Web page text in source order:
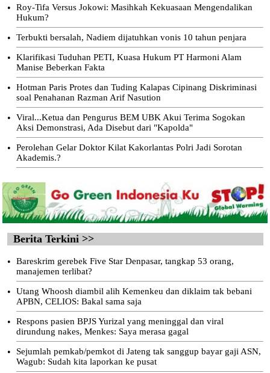
•
Roy-Tifa Versus Jokowi: Masihkah Kekuasaan Mengendalikan
Hukum?
• Terbukti bersalah, Nadiem dijatuhkan vonis 10 tahun penjara
•
Klarifikasi Tuduhan PETI, Kuasa Hukum PT Harmoni Alam
Manise Beberkan Fakta
•
Hotman Paris Protes dan Tuding Kalapas Cipinang Diskriminasi
soal Penahanan Razman Arif Nasution
•
Viral...Ketua dan Pengurus BEM UBK Akui Terima Sogokan
Aksi Demonstrasi, Ada Disebut dari "Kapolda"
•
Perolehan Gelar Doktor Kilat Kakorlantas Polri Jadi Sorotan
Akademis.?
Berita Terkini >>
•
Bareskrim gerebek Five Star Denpasar, tangkap 53 orang,
manajemen terlibat?
•
Utang Whoosh diambil alih Kemenkeu dan diklaim tak bebani
APBN, CELIOS: Bakal sama saja
•
Respons pasien BPJS Yurizal yang meninggal dan viral
dirundung nakes, Menkes: Saya merasa gagal
•
Sejumlah pemkab/pemkot di Jateng tak sanggup bayar gaji ASN,
Wagub: Sudah kita laporkan ke pusat